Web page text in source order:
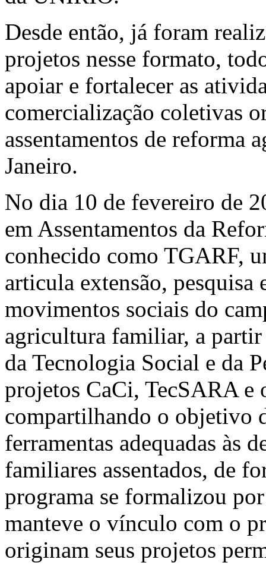
Desde então, já foram
projetos nesse formato,
apoiar e fortalecer as
comercialização coletivas
assentamentos de reforma
Janeiro.
No dia 10 de fevereiro de
em Assentamentos da
conhecido como TGARF,
articula extensão,
movimentos sociais do
agricultura familiar, a partir
da Tecnologia Social e da
projetos CaCi, TecSARA
compartilhando o objetivo
ferramentas adequadas às
familiares assentados, de
programa se formalizou
manteve o vínculo com o
originam seus projetos